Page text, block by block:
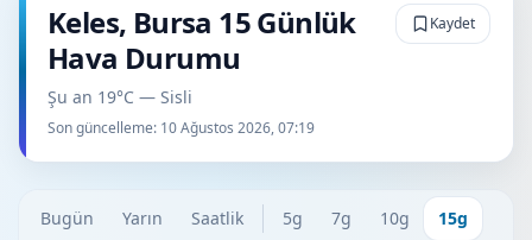
Keles, Bursa 15 Günlük
Hava Durumu
Şu an 19°C — Sisli
Son güncelleme: 10 Ağustos 2026, 07:19
Kaydet
Bugün Yarın Saatlik 5g 7g 10g
15g